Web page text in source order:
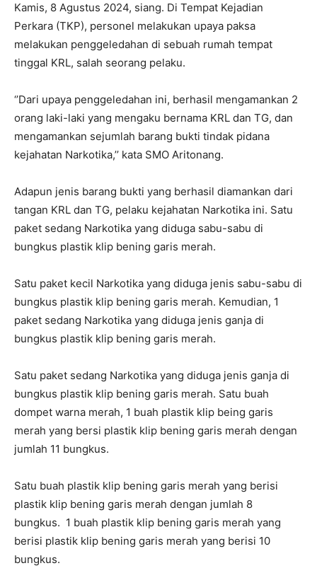
Kamis, 8 Agustus 2024, siang. Di Tempat Kejadian
Perkara (TKP), personel melakukan upaya paksa
melakukan penggeledahan di sebuah rumah tempat
tinggal KRL, salah seorang pelaku.
‘’Dari upaya penggeledahan ini, berhasil mengamankan 2
orang laki-laki yang mengaku bernama KRL dan TG, dan
mengamankan sejumlah barang bukti tindak pidana
kejahatan Narkotika,’’ kata SMO Aritonang.
Adapun jenis barang bukti yang berhasil diamankan dari
tangan KRL dan TG, pelaku kejahatan Narkotika ini. Satu
paket sedang Narkotika yang diduga sabu-sabu di
bungkus plastik klip bening garis merah.
Satu paket kecil Narkotika yang diduga jenis sabu-sabu di
bungkus plastik klip bening garis merah. Kemudian, 1
paket sedang Narkotika yang diduga jenis ganja di
bungkus plastik klip bening garis merah.
Satu paket sedang Narkotika yang diduga jenis ganja di
bungkus plastik klip bening garis merah. Satu buah
dompet warna merah, 1 buah plastik klip being garis
merah yang bersi plastik klip bening garis merah dengan
jumlah 11 bungkus.
Satu buah plastik klip bening garis merah yang berisi
plastik klip bening garis merah dengan jumlah 8
bungkus. 1 buah plastik klip bening garis merah yang
berisi plastik klip bening garis merah yang berisi 10
bungkus.